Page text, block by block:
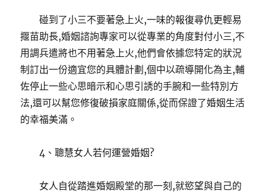
碰到了小三不要著急上火,一味的報復尋仇更輕易
揠苗助長,婚姻諮詢專家可以從專業的角度對付小三,不
用調兵遣將也不用著急上火,他們會依據您特定的狀況
制訂出一份適宜您的具體計劃,個中以疏導開化為主,輔
佐停止一些心思暗示和心思引誘的手腕和一些特別方
法,還可以幫您修復破損家庭關係,從而保證了婚姻生活
的幸福美滿。
4、聰慧女人若何運營婚姻?
女人自從踏進婚姻殿堂的那一刻,就慾望與自己的